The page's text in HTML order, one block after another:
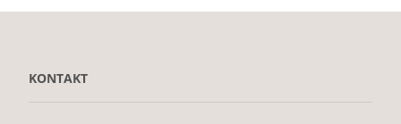
KONTAKT